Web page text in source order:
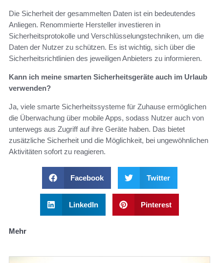
Die Sicherheit der gesammelten Daten ist ein bedeutendes
Anliegen. Renommierte Hersteller investieren in
Sicherheitsprotokolle und Verschlüsselungstechniken, um die
Daten der Nutzer zu schützen. Es ist wichtig, sich über die
Sicherheitsrichtlinien des jeweiligen Anbieters zu informieren.
Kann ich meine smarten Sicherheitsgeräte auch im Urlaub
verwenden?
Ja, viele smarte Sicherheitssysteme für Zuhause ermöglichen
die Überwachung über mobile Apps, sodass Nutzer auch von
unterwegs aus Zugriff auf ihre Geräte haben. Das bietet
zusätzliche Sicherheit und die Möglichkeit, bei ungewöhnlichen
Aktivitäten sofort zu reagieren.
Facebook Twitter
LinkedIn Pinterest
Mehr